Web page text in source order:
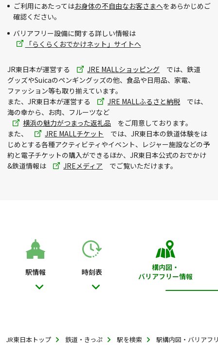
ご利用にあたってはお身体の不自由なお客さまへをあらかじめご
確認ください。
バリアフリー設備に関する詳しい情報は
「らくらくおでかけネット」サイトへ
JR東日本が運営する JRE MALLショッピング別
ウィ
ド
で
開
き
ま
す
では、鉄道
グッズやSuicaのペンギングッズの他、食品や日用品、家電、
ファッション等も取り揃えています。
また、JR東日本が運営する
JRE MALLふるさと納税別
ン
ド
ウ
で
では、
海の幸から、お肉、フルーツなど
横浜の魅力がつまった返礼品
ウィ
ン
ド
ウ
をご用意しております。
また、
JRE MALLチケット
ウィ
ン
ド
では、JR東日本の鉄道体験をは
じめとする各種アクティビティやイベント、レジャー施設などの予
約と電子チケットの購入ができるほか、JR東日本公式のおでかけ
&鉄道情報は
JREメディア でご覧いただけます。
駅情報 時刻表
構内図・
バリアフリー情報
JR東日本トップ 鉄道・きっぷ 駅を検索 駅構内図・バリアフ